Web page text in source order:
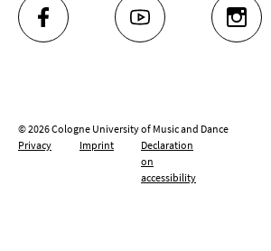
FACEBOOK YOUTUBE
© 2026 Cologne University of Music and Dance
Privacy
Imprint
Declaration
on
accessibility